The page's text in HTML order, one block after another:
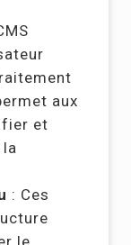
aux
et
: Ces